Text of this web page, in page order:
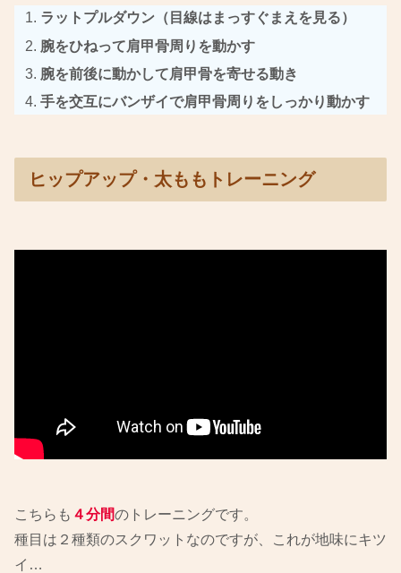
ラットプルダウン（目線はまっすぐまえを見る）
腕をひねって肩甲骨周りを動かす
腕を前後に動かして肩甲骨を寄せる動き
手を交互にバンザイで肩甲骨周りをしっかり動かす
ヒップアップ・太ももトレーニング
こちらも ４分間のトレーニングです。
種目は２種類のスクワットなのですが、これが地味にキツ
イ…